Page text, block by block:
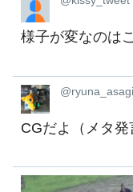
様子が変なのは
CGだよ（メタ発